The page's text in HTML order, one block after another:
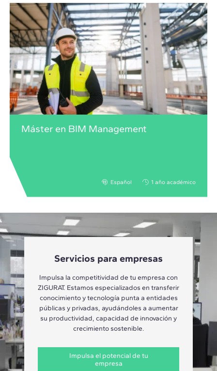
Máster en BIM Management
Español 1 año académico
Servicios para empresas
Impulsa la competitividad de tu empresa con
ZIGURAT. Estamos especializados en transferir
conocimiento y tecnología punta a entidades
públicas y privadas, ayudándoles a aumentar
su productividad, capacidad de innovación y
crecimiento sostenible.
Impulsa el potencial de tu
empresa